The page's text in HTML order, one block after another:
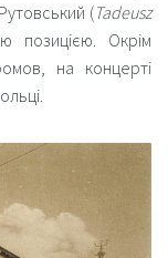
(Tadeusz
позицією. Окрім
на концерті